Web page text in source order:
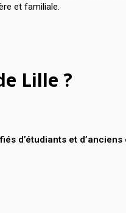
et familiale.
Lille ?
d’étudiants et